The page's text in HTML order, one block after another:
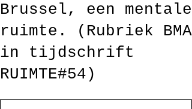
Brussel, een mentale
ruimte. (Rubriek BMA
in tijdschrift
RUIMTE#54)